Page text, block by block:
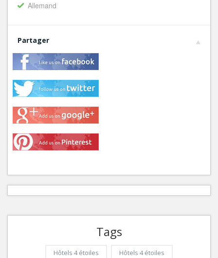
Allemand
Partager
Tags
Hôtels 4 étoiles Hôtels 4 étoiles